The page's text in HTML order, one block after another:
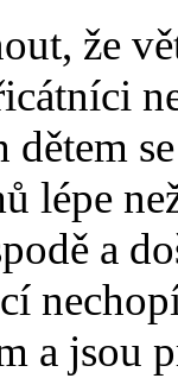
že
lépe
a
a jsou